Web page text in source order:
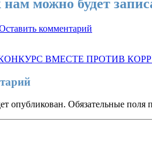
нам можно будет
комментарий
ВМЕСТЕ ПРОТИВ
опубликован. Обязательные поля